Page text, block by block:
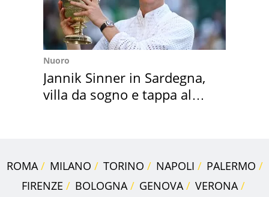
Nuoro
Jannik Sinner in Sardegna,
villa da sogno e tappa al
ROMA MILANO TORINO NAPOLI
PALERMO
FIRENZE
BOLOGNA GENOVA
VERONA